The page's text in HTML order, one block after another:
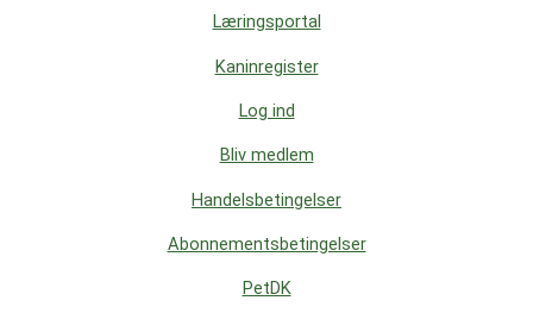
Læringsportal
Kaninregister
Log ind
Bliv medlem
Handelsbetingelser
Abonnementsbetingelser
PetDK